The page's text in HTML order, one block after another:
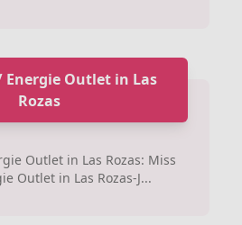
Energie Outlet in Las
Rozas
Outlet in Las Rozas: Miss
Outlet in Las Rozas-J...